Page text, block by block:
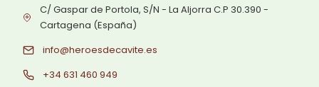
C/ Gaspar de Portola, S/N - La Aljorra C.P 30.390 -
Cartagena (España)
info@heroesdecavite.es
+34 631 460 949